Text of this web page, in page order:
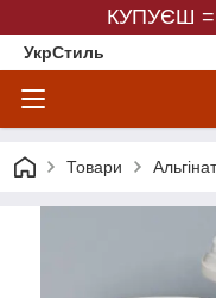
КУПУЄШ
УкрСтиль
Товари